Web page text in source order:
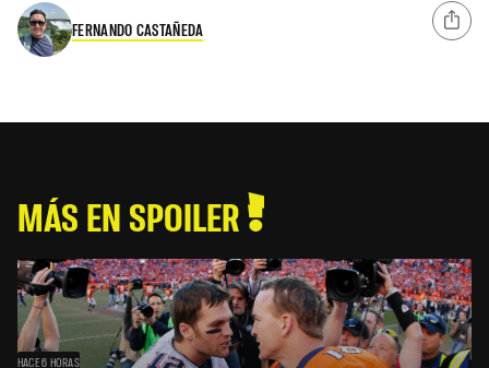
FERNANDO CASTAÑEDA
MÁS EN SPOILER
HACE 6 HORAS